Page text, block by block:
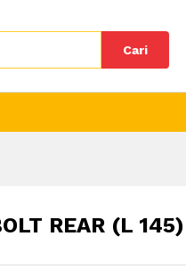
Cari
REAR (L 145)